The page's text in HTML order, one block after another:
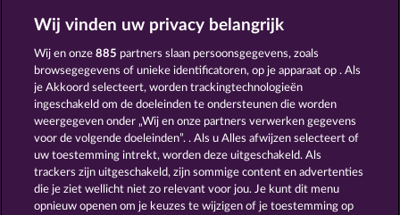
SIMPLY THE BEST ROYAL SEVEN
GOLDEN EI OF
MOORHUHN
FOREVER
DIAMONDS
Wij vinden uw privacy belangrijk
Wij en onze885 partners slaan persoonsgegevens, zoals
browsegegevens of unieke identificatoren, op je apparaat op . Als
je Akkoord selecteert, worden trackingtechnologieën
ingeschakeld om de doeleinden te ondersteunen die worden
weergegeven onder „Wij en onze partners verwerken gegevens
voor de volgende doeleinden”. . Als u Alles afwijzen selecteert of
uw toestemming intrekt, worden deze uitgeschakeld. Als
trackers zijn uitgeschakeld, zijn sommige content en advertenties
die je ziet wellicht niet zo relevant voor jou. Je kunt dit menu
opnieuw openen om je keuzes te wijzigen of je toestemming op